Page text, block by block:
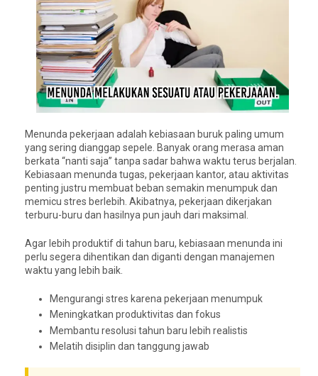
Menunda pekerjaan adalah kebiasaan buruk paling umum
yang sering dianggap sepele. Banyak orang merasa aman
berkata “nanti saja” tanpa sadar bahwa waktu terus berjalan.
Kebiasaan menunda tugas, pekerjaan kantor, atau aktivitas
penting justru membuat beban semakin menumpuk dan
memicu stres berlebih. Akibatnya, pekerjaan dikerjakan
terburu-buru dan hasilnya pun jauh dari maksimal.
Agar lebih produktif di tahun baru, kebiasaan menunda ini
perlu segera dihentikan dan diganti dengan manajemen
waktu yang lebih baik.
Mengurangi stres karena pekerjaan menumpuk
Meningkatkan produktivitas dan fokus
Membantu resolusi tahun baru lebih realistis
Melatih disiplin dan tanggung jawab